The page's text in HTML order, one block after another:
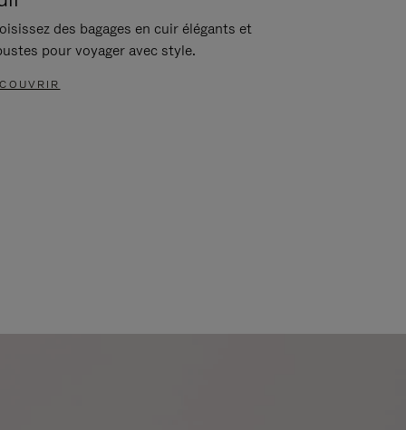
des bagages en cuir élégants et
pour voyager avec style.